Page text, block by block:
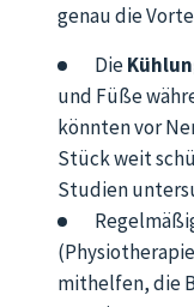
genau die
Die
und Füße
könnten vor
Stück weit
Studien
mithelfen, die